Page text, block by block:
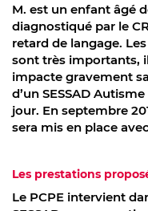
M. est un enfant âgé
diagnostiqué par le
retard de langage.
sont très importants,
impacte gravement
d’un SESSAD
jour. En septembre
sera mis en place
Les prestations
Le PCPE intervient